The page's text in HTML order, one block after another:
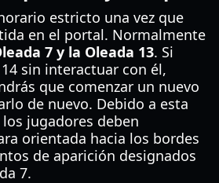
estricto una vez que
en el portal. Normalmente
7 y la Oleada 13. Si
sin interactuar con él,
que comenzar un nuevo
de nuevo. Debido a esta
jugadores deben
orientada hacia los bordes
de aparición designados
7.